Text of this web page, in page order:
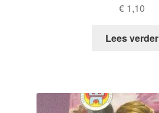
€ 1,10
Lees verder